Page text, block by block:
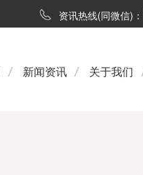
资讯热线(同微信)：
新闻资讯 关于我们